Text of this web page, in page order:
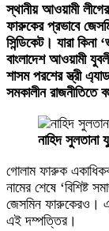
স্থানীয় আওয়ামী
ফারুকের প্রভাবে
সিন্ডিকেট। যারা কিনা
বাংলাদেশ আওয়ামী
শাসম পরশের স্ত্রী
সমকালীন রাজনীতিতে
নাহিদ সুলতানা
গোলাম ফারুক
নামের শেষে ‘বিশিষ্ট
জেসমিন ফারুকেরও।
এই দম্পত্তির।